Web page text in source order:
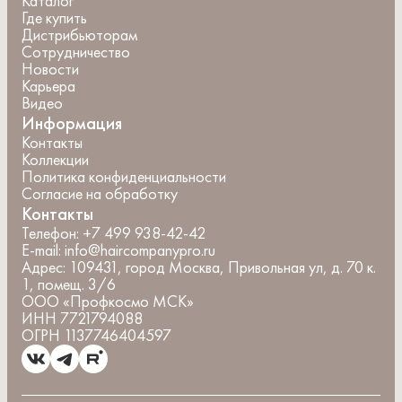
Где купить
Дистрибьюторам
Сотрудничество
Новости
Карьера
Видео
Информация
Контакты
Коллекции
Политика конфиденциальности
Согласие на обработку
Контакты
Телефон: +7 499 938-42-42
E-mail: info@haircompanypro.ru
Адрес: 109431, город Москва, Привольная ул, д. 70 к.
1, помещ. 3/6
ООО «Профкосмо МСК»
ИНН 7721794088
ОГРН 1137746404597